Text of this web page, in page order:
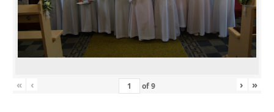
« ‹ of9 › »